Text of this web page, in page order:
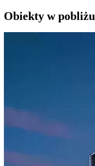
Obiekty w pobliżu